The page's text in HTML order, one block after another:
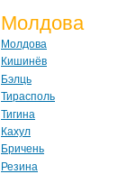
Молдова
Молдова
Кишинёв
Бэлць
Тирасполь
Тигина
Кахул
Бричень
Резина